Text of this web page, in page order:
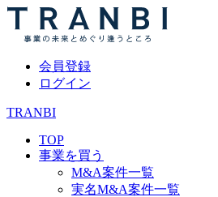
会員登録
ログイン
TRANBI
TOP
事業を買う
M&A案件一覧
実名M&A案件一覧